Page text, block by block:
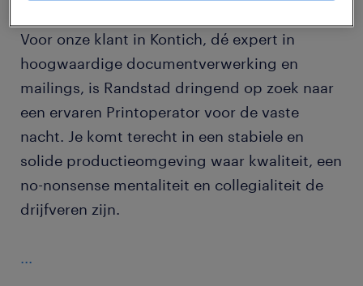
Voor onze klant in Kontich, dé expert in
hoogwaardige documentverwerking en
mailings, is Randstad dringend op zoek naar
een ervaren Printoperator voor de vaste
nacht. Je komt terecht in een stabiele en
solide productieomgeving waar kwaliteit, een
no-nonsense mentaliteit en collegialiteit de
drijfveren zijn.
...